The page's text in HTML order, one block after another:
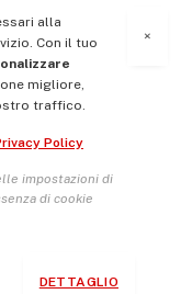
×
alla
Con il tuo
migliore,
traffico.
Policy
impostazioni di
di cookie
DETTAGLIO